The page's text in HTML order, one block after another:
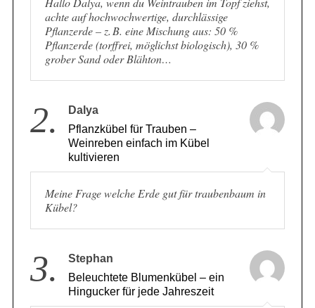
Hallo Dalya, wenn du Weintrauben im Topf ziehst,
achte auf hochwochwertige, durchlässige
Pflanzerde – z. B. eine Mischung aus: 50 %
Pflanzerde (torffrei, möglichst biologisch), 30 %
grober Sand oder Blähton…
2.
Dalya
Pflanzkübel für Trauben –
Weinreben einfach im Kübel
kultivieren
Meine Frage welche Erde gut für traubenbaum in
Kübel?
3.
Stephan
Beleuchtete Blumenkübel – ein
Hingucker für jede Jahreszeit